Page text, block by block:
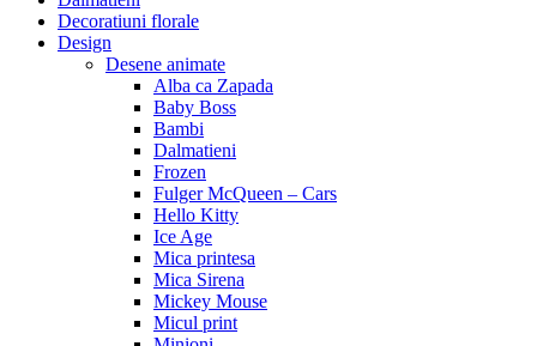
Decoratiuni florale
Design
Desene animate
Alba ca Zapada
Baby Boss
Bambi
Dalmatieni
Frozen
Fulger McQueen – Cars
Hello Kitty
Ice Age
Mica printesa
Mica Sirena
Mickey Mouse
Micul print